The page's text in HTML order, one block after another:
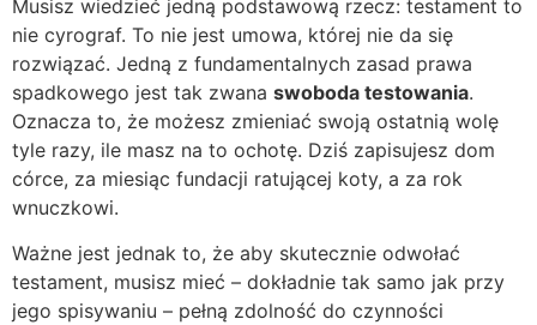
Musisz wiedzieć jedną podstawową rzecz: testament to
nie cyrograf. To nie jest umowa, której nie da się
rozwiązać. Jedną z fundamentalnych zasad prawa
spadkowego jest tak zwana swoboda testowania.
Oznacza to, że możesz zmieniać swoją ostatnią wolę
tyle razy, ile masz na to ochotę. Dziś zapisujesz dom
córce, za miesiąc fundacji ratującej koty, a za rok
wnuczkowi.
Ważne jest jednak to, że aby skutecznie odwołać
testament, musisz mieć – dokładnie tak samo jak przy
jego spisywaniu – pełną zdolność do czynności